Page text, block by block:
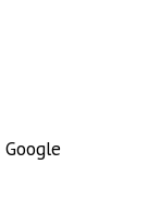
Google